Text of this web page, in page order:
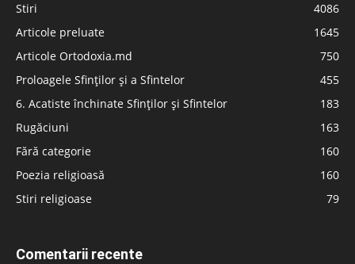
Stiri
4086
Articole preluate
1645
Articole Ortodoxia.md
750
Proloagele Sfinților și a Sfintelor
455
6. Acatiste închinate Sfinților și Sfintelor
183
Rugăciuni
163
Fără categorie
160
Poezia religioasă
160
Stiri religioase
79
Comentarii recente